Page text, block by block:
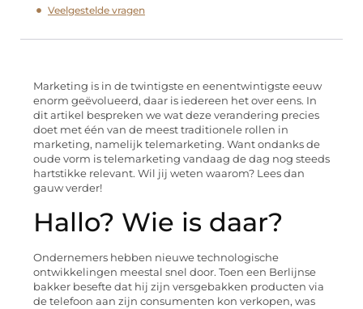
Veelgestelde vragen
Marketing is in de twintigste en eenentwintigste eeuw
enorm geëvolueerd, daar is iedereen het over eens. In
dit artikel bespreken we wat deze verandering precies
doet met één van de meest traditionele rollen in
marketing, namelijk telemarketing. Want ondanks de
oude vorm is telemarketing vandaag de dag nog steeds
hartstikke relevant. Wil jij weten waarom? Lees dan
gauw verder!
Hallo? Wie is daar?
Ondernemers hebben nieuwe technologische
ontwikkelingen meestal snel door. Toen een Berlijnse
bakker besefte dat hij zijn versgebakken producten via
de telefoon aan zijn consumenten kon verkopen, was